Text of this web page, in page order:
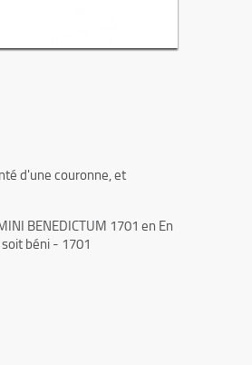
d'une couronne, et
BENEDICTUM 1701 en En
béni - 1701